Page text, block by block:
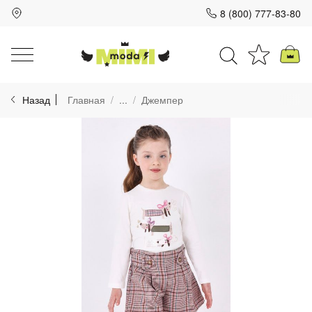
8 (800) 777-83-80
Назад Главная ... Джемпер
Для клиентов всех банков
Разбейте
на части
без переплат
График платежей